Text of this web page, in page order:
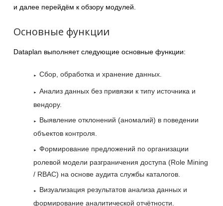
и далее перейдём к обзору модулей.
Основные функции
Dataplan выполняет следующие основные функции:
Сбор, обработка и хранение данных.
Анализ данных без привязки к типу источника и
вендору.
Выявление отклонений (аномалий) в поведении
объектов контроля.
Формирование предложений по организации
ролевой модели разграничения доступа (Role Mining
/ RBAC) на основе аудита службы каталогов.
Визуализация результатов анализа данных и
формирование аналитической отчётности.